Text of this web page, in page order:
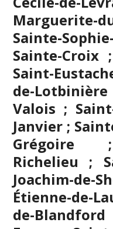
Sainte-
Sainte-Croix
Saint-
de-
Valois ;
Janvier ;
Richelieu ;
Joachim-
Étienne-de-
de-